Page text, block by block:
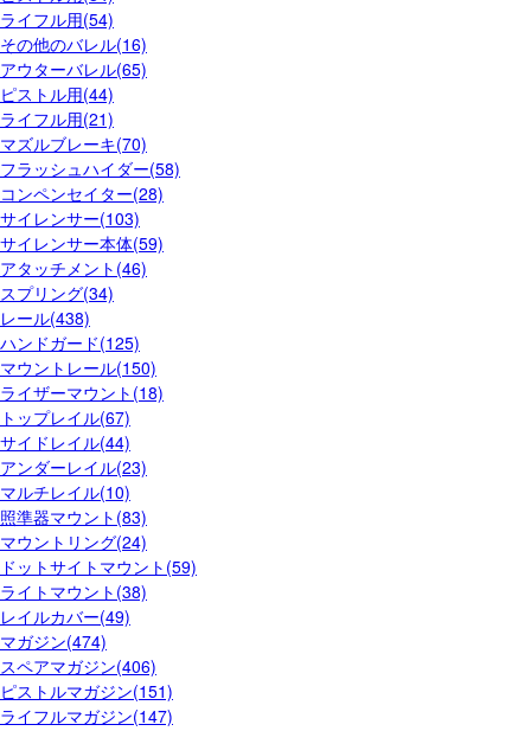
ライフル用(54)
その他のバレル(16)
アウターバレル(65)
ピストル用(44)
ライフル用(21)
マズルブレーキ(70)
フラッシュハイダー(58)
コンペンセイター(28)
サイレンサー(103)
サイレンサー本体(59)
アタッチメント(46)
スプリング(34)
レール(438)
ハンドガード(125)
マウントレール(150)
ライザーマウント(18)
トップレイル(67)
サイドレイル(44)
アンダーレイル(23)
マルチレイル(10)
照準器マウント(83)
マウントリング(24)
ドットサイトマウント(59)
ライトマウント(38)
レイルカバー(49)
マガジン(474)
スペアマガジン(406)
ピストルマガジン(151)
ライフルマガジン(147)